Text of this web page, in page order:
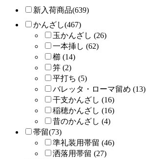
新入荷商品(639)
かんざし(467)
玉かんざし (26)
一本挿し (62)
櫛 (14)
笄 (2)
平打ち (5)
バレッタ・ローマ留め (13)
干支かんざし (16)
稲穂かんざし (16)
昔のかんざし (4)
帯留(73)
準礼装用帯留 (46)
洒落用帯留 (27)